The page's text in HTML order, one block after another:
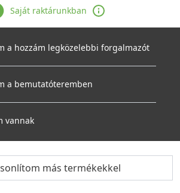
Saját raktárunkban
a hozzám legközelebbi forgalmazót
a bemutatóteremben
vannak
más termékekkel